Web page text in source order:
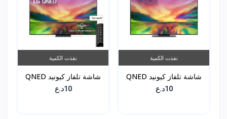
نفذت الكمية
شاشة تلفاز كيونيد QNED
10د.ع
نفذت الكمية
شاشة تلفاز كيونيد QNED
10د.ع